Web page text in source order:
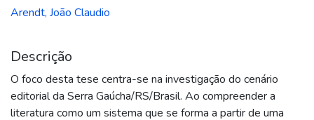
Arendt, João Claudio
Descrição
O foco desta tese centra-se na investigação do cenário
editorial da Serra Gaúcha/RS/Brasil. Ao compreender a
literatura como um sistema que se forma a partir de uma